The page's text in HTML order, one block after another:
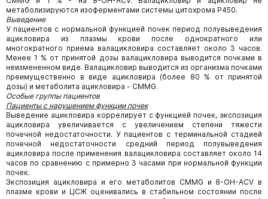
метаболизируются изоферментами системы цитохрома Р450.
Выведение
У пациентов с нормальной функцией почек период полувыведения
ацикловира из плазмы крови после однократного или
многократного приема валацикловира составляет около 3 часов.
Менее 1 % от принятой дозы валацикловира выводится почками в
неизмененном виде. Валацикловир выводится из организма почками
преимущественно в виде ацикловира (более 80 % от принятой
дозы) и метаболита ацикловира - CMMG.
Особые группы пациентов
Пациенты с нарушением функции почек
Выведение ацикловира коррелирует с функцией почек, экспозиция
ацикловира увеличивается с увеличением степени тяжести
почечной недостаточности. У пациентов с терминальной стадией
почечной недостаточности средний период полувыведения
ацикловира после применения валацикловира составляет около 14
часов по сравнению с примерно 3 часами при нормальной функции
почек.
Экспозиция ацикловира и его метаболитов CMMG и 8-OH-ACV в
плазме крови и ЦСЖ оценивались в стабильном состоянии после